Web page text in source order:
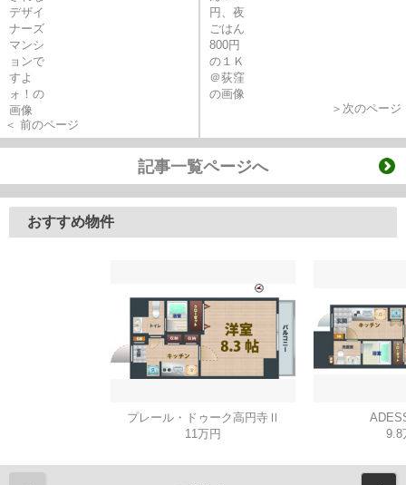
＜ 前のページ
＞次のページ
記事一覧ページへ
おすすめ物件
プレール・ドゥーク高円寺Ⅱ
11万円
9.8